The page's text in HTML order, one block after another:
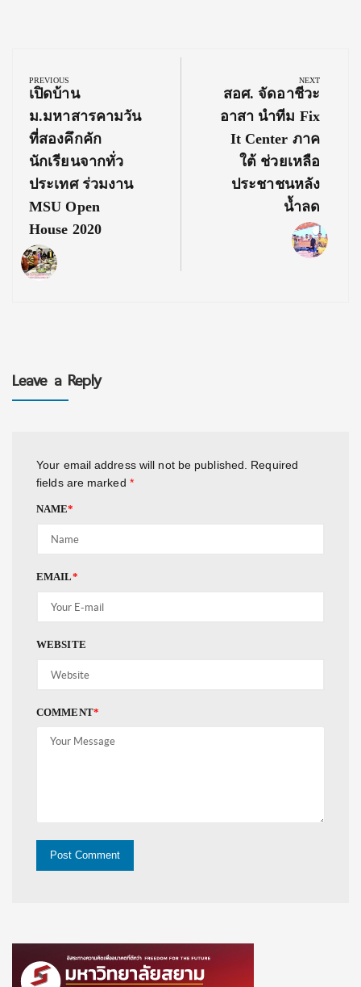
navigation
PREVIOUS
Previous
Post:
เปิดบ้าน
ม.มหาสารคามวัน
ที่สองคึกคัก
นักเรียนจากทั่ว
ประเทศ ร่วมงาน
MSU Open
House 2020
NEXT
Next
Post:
สอศ. จัดอาชีวะ
อาสา นำทีม Fix
It Center ภาค
ใต้ ช่วยเหลือ
ประชาชนหลัง
น้ำลด
Leave a Reply
Your email address will not be published. Required
fields are marked *
NAME*
EMAIL*
WEBSITE
COMMENT*